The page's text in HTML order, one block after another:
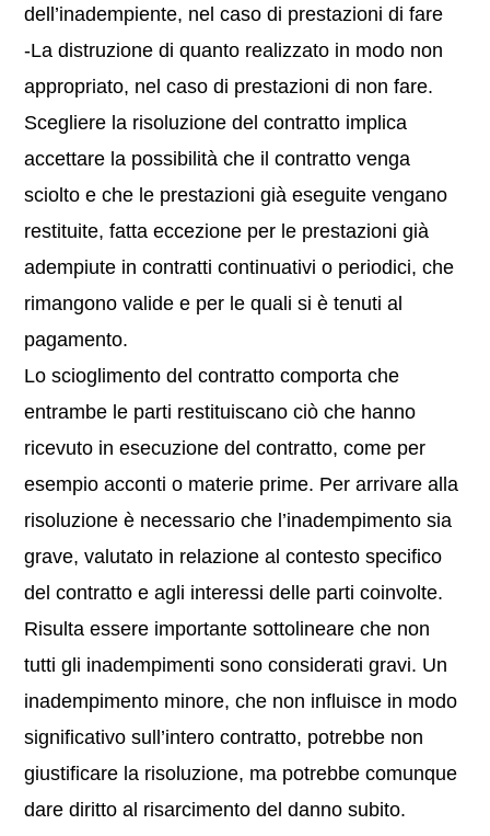
dell’inadempiente, nel caso di prestazioni di fare
-La distruzione di quanto realizzato in modo non
appropriato, nel caso di prestazioni di non fare.
Scegliere la risoluzione del contratto implica
accettare la possibilità che il contratto venga
sciolto e che le prestazioni già eseguite vengano
restituite, fatta eccezione per le prestazioni già
adempiute in contratti continuativi o periodici, che
rimangono valide e per le quali si è tenuti al
pagamento.
Lo scioglimento del contratto comporta che
entrambe le parti restituiscano ciò che hanno
ricevuto in esecuzione del contratto, come per
esempio acconti o materie prime. Per arrivare alla
risoluzione è necessario che l’inadempimento sia
grave, valutato in relazione al contesto specifico
del contratto e agli interessi delle parti coinvolte.
Risulta essere importante sottolineare che non
tutti gli inadempimenti sono considerati gravi. Un
inadempimento minore, che non influisce in modo
significativo sull’intero contratto, potrebbe non
giustificare la risoluzione, ma potrebbe comunque
dare diritto al risarcimento del danno subito.